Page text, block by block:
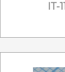
IT-